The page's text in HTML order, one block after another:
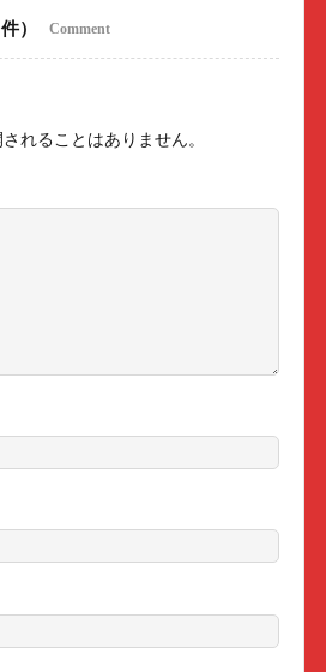
） Comment
れることはありません。